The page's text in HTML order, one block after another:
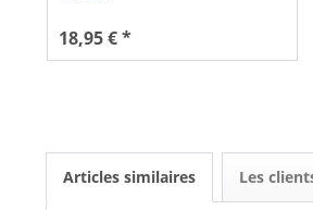
18,95 € *
Articles similaires Les